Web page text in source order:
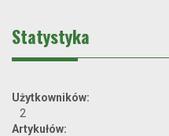
Statystyka
Użytkowników:
2
Artykułów: